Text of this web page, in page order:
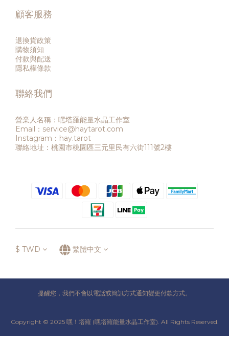
顧客服務
退換貨政策
購物須知
付款與配送
隱私權條款
聯絡我們
營業人名稱：嘿塔羅能量水晶工作室
Email：service@haytarot.com
Instagram：hay.tarot
聯絡地址：桃園市桃園區三元里民有六街111號2樓
$ TWD 繁體中文
提醒您，我們不會以電話或簡訊方式通知變更付款方式。
Copyright © 2025 嘿！塔羅 (嘿塔羅能量水晶工作室). All Rights Reserved.